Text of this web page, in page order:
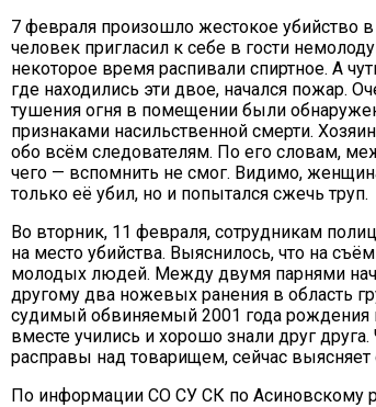
7 февраля произошло жестокое убийство
человек пригласил к себе в гости
некоторое время распивали спиртное. А
где находились эти двое, начался пожар.
тушения огня в помещении были
признаками насильственной смерти.
обо всём следователям. По его словам,
чего — вспомнить не смог. Видимо,
только её убил, но и попытался сжечь труп.
Во вторник, 11 февраля, сотрудникам
на место убийства. Выяснилось, что на
молодых людей. Между двумя парнями
другому два ножевых ранения в область
судимый обвиняемый 2001 года
вместе учились и хорошо знали друг
расправы над товарищем, сейчас выясняет
По информации СО СУ СК по Асиновскому